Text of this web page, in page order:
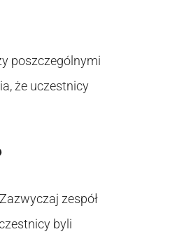
poszczególnymi
że uczestnicy
zespół
byli